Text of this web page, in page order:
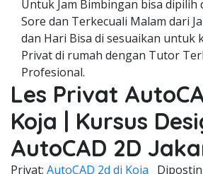
Untuk Jam Bimbingan bisa dipilih
Sore dan Terkecuali Malam dari
dan Hari Bisa di sesuaikan untuk
Privat di rumah dengan Tutor
Profesional.
Les Privat
Koja | Kursus
AutoCAD 2D
Privat; AutoCAD 2d di Koja